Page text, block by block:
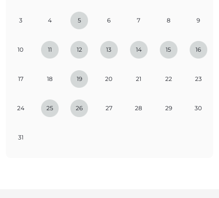
3 4 5 6 7 8 9
10 11 12 13 14 15 16
17 18 19 20 21 22 23
24 25 26 27 28 29 30
31